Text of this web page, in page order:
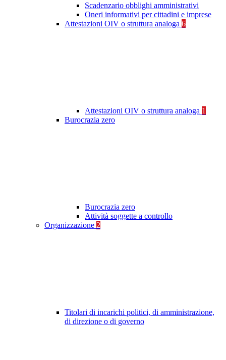
Scadenzario obblighi amministrativi
Oneri informativi per cittadini e imprese
Attestazioni OIV o struttura analoga 6
Attestazioni OIV o struttura analoga 1
Burocrazia zero
Burocrazia zero
Attività soggette a controllo
Organizzazione 2
Titolari di incarichi politici, di amministrazione,
di direzione o di governo